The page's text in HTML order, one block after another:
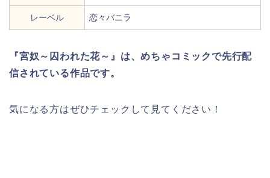
レーベル 恋々バニラ
『宮奴～囚われた花～』は、めちゃコミックで先行配
信されている作品です。
気になる方はぜひチェックして見てください！